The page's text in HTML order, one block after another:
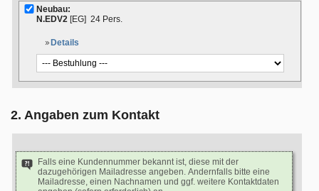
Neubau:
N.EDV2 [EG] 24 Pers.
Details
2. Angaben zum Kontakt
Falls eine Kundennummer bekannt ist, diese mit der
dazugehörigen Mailadresse angeben. Andernfalls bitte eine
Mailadresse, einen Nachnamen und ggf. weitere Kontaktdaten